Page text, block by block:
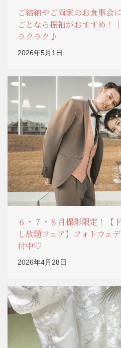
ご結納やご両家のお食事会
ごとなら振袖がおすすめ！
ラクラク♪
2026年5月1日
６・７・８月撮影限定！【
し放題フェア】フォトウェ
付中♡
2026年4月28日